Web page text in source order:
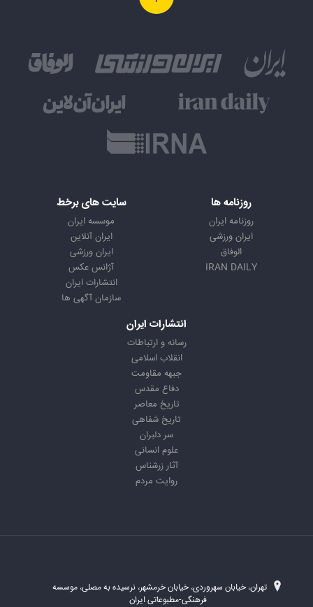
روزنامه ها
روزنامه ایران
ایران ورزشی
الوفاق
IRAN DAILY
سایت های برخط
موسسه ایران
ایران آنلاین
ایران ورزشی
آژانس عکس
انتشارات ایران
سازمان آگهی ها
انتشارات ایران
رسانه و ارتباطات
انقلاب اسلامی
جبهه مقاومت
دفاع مقدس
تاریخ معاصر
تاریخ شفاهی
سر دلبران
علوم انسانی
آثار زرشناس
روایت مردم
تهران، خیابان سهروردی، خیابان خرمشهر، نرسیده به مصلی، موسسه
فرهنگی-مطبوعاتی ایران